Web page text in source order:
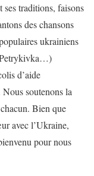
ses traditions, faisons
des chansons
ukrainiens
Petrykivka…)
d’aide
soutenons la
Bien que
avec l’Ukraine,
pour nous